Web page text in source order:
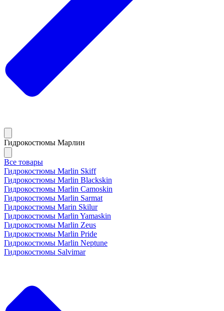
Гидрокостюмы Марлин
Все товары
Гидрокостюмы Marlin Skiff
Гидрокостюмы Marlin Blackskin
Гидрокостюмы Marlin Camoskin
Гидрокостюмы Marlin Sarmat
Гидрокостюмы Marin Skilur
Гидрокостюмы Marlin Yamaskin
Гидрокостюмы Marlin Zeus
Гидрокостюмы Marlin Pride
Гидрокостюмы Marlin Neptune
Гидрокостюмы Salvimar